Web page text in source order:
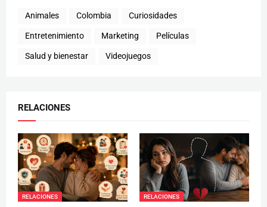
Animales Colombia Curiosidades
Entretenimiento Marketing Películas
Salud y bienestar Videojuegos
RELACIONES
RELACIONES RELACIONES